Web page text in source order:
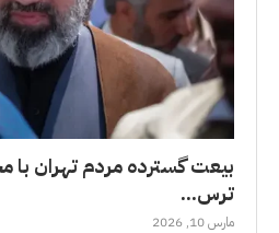
بیعت گسترده مردم تهران با
ترس...
مارس 10, 2026